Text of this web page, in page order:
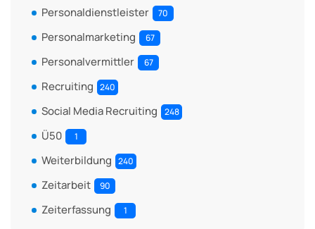
Personaldienstleister 70
Personalmarketing 67
Personalvermittler 67
Recruiting 240
Social Media Recruiting 248
Ü50 1
Weiterbildung 240
Zeitarbeit 90
Zeiterfassung 1